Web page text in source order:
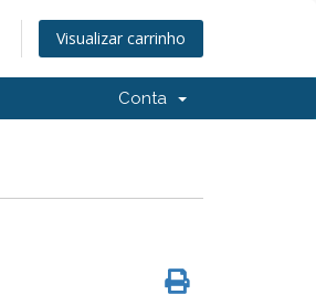
Visualizar carrinho
Conta